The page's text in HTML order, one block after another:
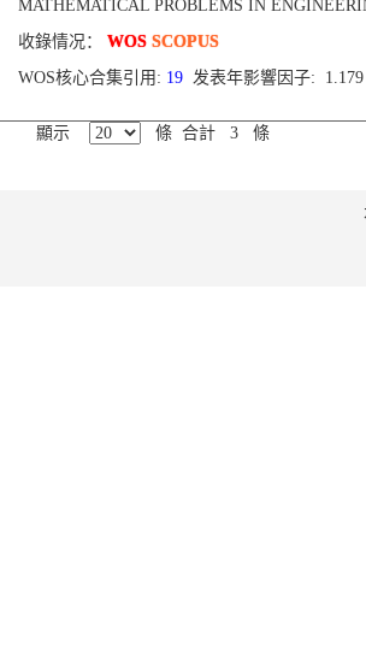
MATHEMATICAL PROBLEMS IN
收錄情况： WOS SCOPUS
WOS核心合集引用: 19 发表年影響因子: 1.179
顯示 條 合計 3 條